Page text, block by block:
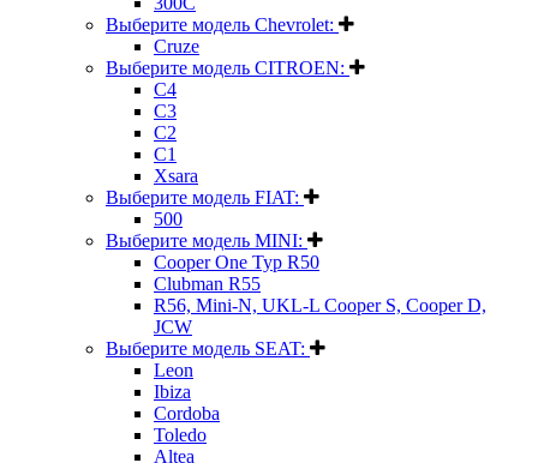
Выберите модель Chevrolet:
Cruze
Выберите модель CITROEN:
C4
C3
C2
C1
Xsara
Выберите модель FIAT:
500
Выберите модель MINI:
Cooper One Typ R50
Clubman R55
R56, Mini-N, UKL-L Cooper S, Cooper D,
JCW
Выберите модель SEAT:
Leon
Ibiza
Cordoba
Toledo
Altea